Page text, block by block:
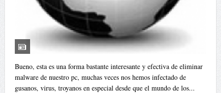
Bueno, esta es una forma bastante interesante y efectiva de eliminar
malware de nuestro pc, muchas veces nos hemos infectado de
gusanos, virus, troyanos en especial desde que el mundo de los...